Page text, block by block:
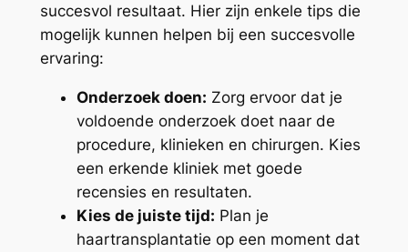
succesvol resultaat. Hier zijn enkele tips die
mogelijk kunnen helpen bij een succesvolle
ervaring:
Onderzoek doen: Zorg ervoor dat je
voldoende onderzoek doet naar de
procedure, klinieken en chirurgen. Kies
een erkende kliniek met goede
recensies en resultaten.
Kies de juiste tijd: Plan je
haartransplantatie op een moment dat